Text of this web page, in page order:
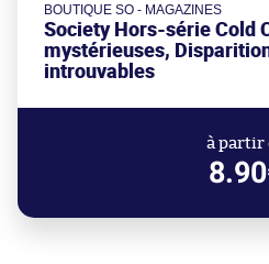
BOUTIQUE SO - MAGAZINES
Society Hors-série Cold
mystérieuses,
introuvables
à partir